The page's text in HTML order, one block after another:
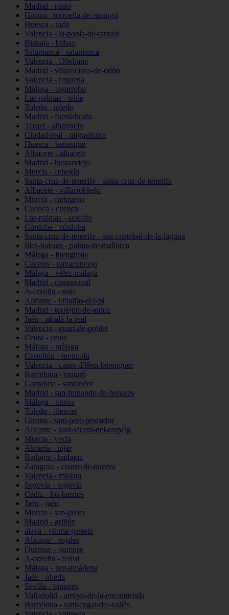
Madrid - pinto
Girona - torroella-de-montgrí
Huesca - torla
Valencia - la-pobla-de-farnals
Bizkaia - bilbao
Salamanca - salamanca
Valencia - l39eliana
Madrid - villaviciosa-de-odón
Valencia - requena
Málaga - algarrobo
Las-palmas - telde
Toledo - toledo
Madrid - fuenlabrada
Teruel - albarracín
Ciudad-real - miguelturra
Huesca - benasque
Albacete - albacete
Madrid - bustarviejo
Murcia - cehegín
Santa-cruz-de-tenerife - santa-cruz-de-tenerife
Albacete - villarrobledo
Murcia - cartagena
Cuenca - cuenca
Las-palmas - arrecife
Córdoba - córdoba
Santa-cruz-de-tenerife - san-cristóbal-de-la-laguna
Illes-balears - palma-de-mallorca
Málaga - fuengirola
Cáceres - navaconcejo
Málaga - vélez-málaga
Madrid - campo-real
A-coruña - noia
Alicante - l39alfàs-del-pi
Madrid - torrejón-de-ardoz
Jaén - alcalá-la-real
Valencia - quart-de-poblet
Ceuta - ceuta
Málaga - málaga
Castellón - moncofa
Valencia - canet-d39en-berenguer
Barcelona - mataró
Cantabria - santander
Madrid - san-fernando-de-henares
Málaga - torrox
Toledo - illescas
Girona - sant-pere-pescador
Alicante - sant-vicent-del-raspeig
Murcia - yecla
Almería - níjar
Badajoz - badajoz
Zaragoza - cuarte-de-huerva
Valencia - mislata
Segovia - segovia
Cádiz - los-barrios
Jaén - jaén
Murcia - san-javier
Madrid - griñón
álava - vitoria-gasteiz
Alicante - rojales
Ourense - ourense
A-coruña - ferrol
Málaga - benalmádena
Jaén - úbeda
Sevilla - tomares
Valladolid - arroyo-de-la-encomienda
Barcelona - sant-cugat-del-vallès